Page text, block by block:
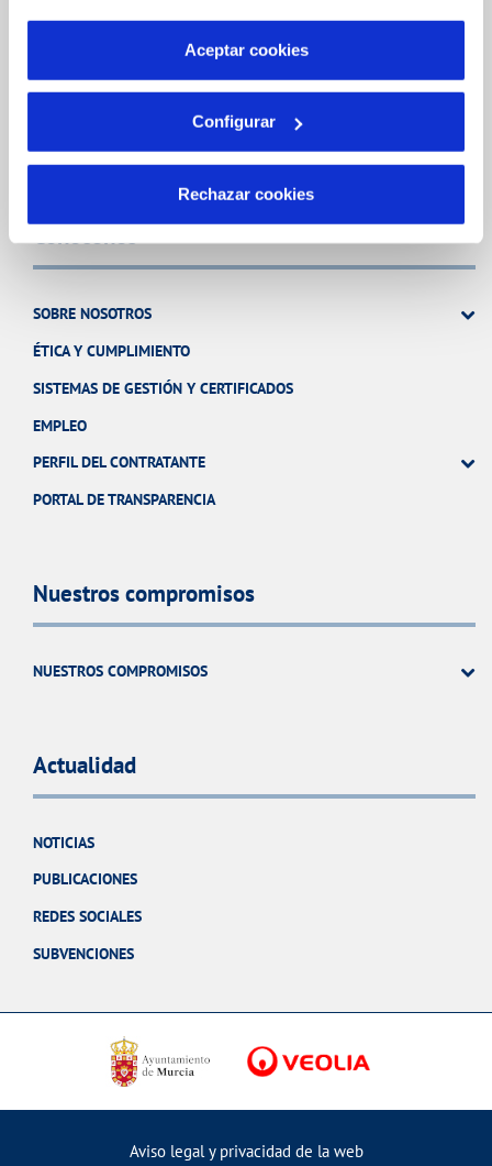
por tanto no se pueden desactivar. Puedes consultar
más información en nuestraPolítica de Cookies
Aceptar cookies
Configurar
Rechazar cookies
Otros Servicios
Conócenos
SOBRE NOSOTROS
ÉTICA Y CUMPLIMIENTO
SISTEMAS DE GESTIÓN Y CERTIFICADOS
EMPLEO
PERFIL DEL CONTRATANTE
PORTAL DE TRANSPARENCIA
Nuestros compromisos
NUESTROS COMPROMISOS
Actualidad
NOTICIAS
PUBLICACIONES
REDES SOCIALES
SUBVENCIONES
Aviso legal y privacidad de la web